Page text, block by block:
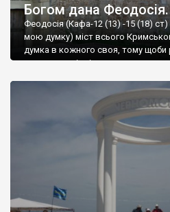
Богом дана
Феодосія (Кафа-12 (13) -15 (18) ст)
мою думку) міст всього
думка в кожного своя, тому щоби
запрошую відвідати це